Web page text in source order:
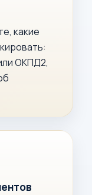
какие
ОКПД2,